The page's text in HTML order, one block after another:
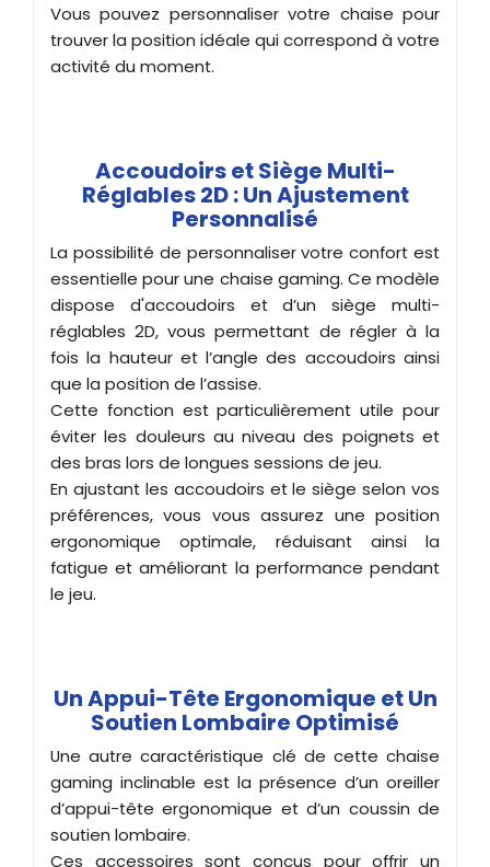
Vous pouvez personnaliser votre chaise pour
trouver la position idéale qui correspond à votre
activité du moment.
Accoudoirs et Siège Multi-
Réglables 2D : Un Ajustement
Personnalisé
La possibilité de personnaliser votre confort est
essentielle pour une chaise gaming. Ce modèle
dispose d'accoudoirs et d’un siège multi-
réglables 2D, vous permettant de régler à la
fois la hauteur et l’angle des accoudoirs ainsi
que la position de l’assise.
Cette fonction est particulièrement utile pour
éviter les douleurs au niveau des poignets et
des bras lors de longues sessions de jeu.
En ajustant les accoudoirs et le siège selon vos
préférences, vous vous assurez une position
ergonomique optimale, réduisant ainsi la
fatigue et améliorant la performance pendant
le jeu.
Un Appui-Tête Ergonomique et Un
Soutien Lombaire Optimisé
Une autre caractéristique clé de cette chaise
gaming inclinable est la présence d’un oreiller
d’appui-tête ergonomique et d’un coussin de
soutien lombaire.
Ces accessoires sont conçus pour offrir un